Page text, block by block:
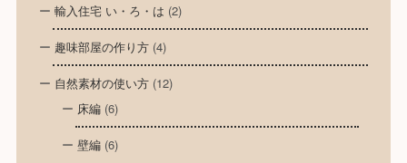
輸入住宅 い・ろ・は (2)
趣味部屋の作り方(4)
自然素材の使い方(12)
床編(6)
壁編(6)